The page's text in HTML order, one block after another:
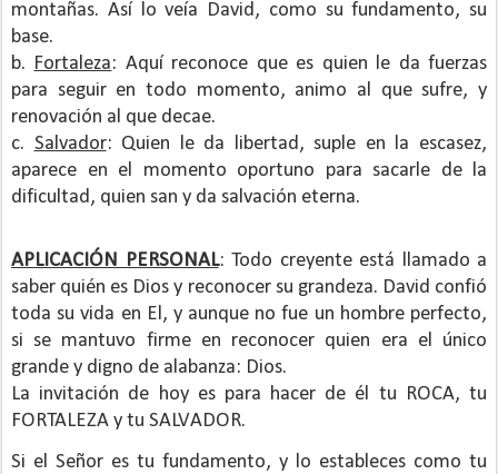
montañas. Así lo veía David, como su fundamento, su
base.
b. Fortaleza: Aquí reconoce que es quien le da fuerzas
para seguir en todo momento, animo al que sufre, y
renovación al que decae.
c. Salvador: Quien le da libertad, suple en la escasez,
aparece en el momento oportuno para sacarle de la
dificultad, quien san y da salvación eterna.
APLICACIÓN PERSONAL: Todo creyente está llamado a
saber quién es Dios y reconocer su grandeza. David confió
toda su vida en El, y aunque no fue un hombre perfecto,
si se mantuvo firme en reconocer quien era el único
grande y digno de alabanza: Dios.
La invitación de hoy es para hacer de él tu ROCA, tu
FORTALEZA y tu SALVADOR.
Si el Señor es tu fundamento, y lo estableces como tu